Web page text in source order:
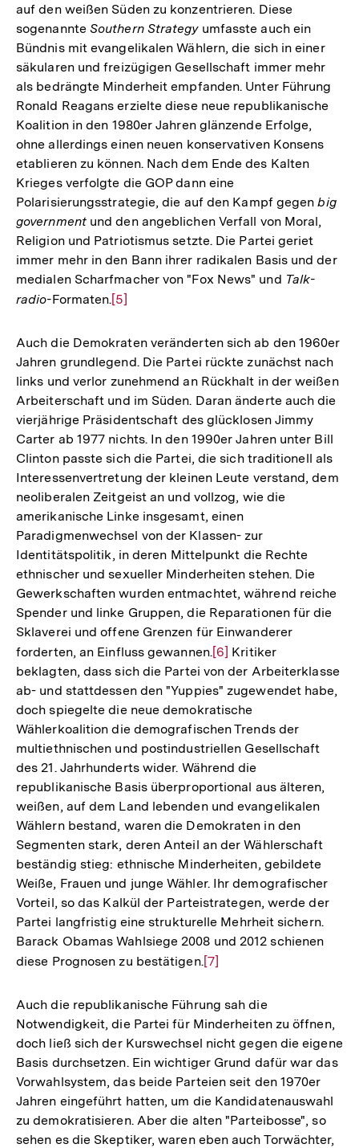
auf den weißen Süden zu konzentrieren. Diese
sogenannte Southern Strategyumfasste auch ein
Bündnis mit evangelikalen Wählern, die sich in einer
säkularen und freizügigen Gesellschaft immer mehr
als bedrängte Minderheit empfanden. Unter Führung
Ronald Reagans erzielte diese neue republikanische
Koalition in den 1980er Jahren glänzende Erfolge,
ohne allerdings einen neuen konservativen Konsens
etablieren zu können. Nach dem Ende des Kalten
Krieges verfolgte die GOP dann eine
Polarisierungsstrategie, die auf den Kampf gegenbig
governmentund den angeblichen Verfall von Moral,
Religion und Patriotismus setzte. Die Partei geriet
immer mehr in den Bann ihrer radikalen Basis und der
medialen Scharfmacher von "Fox News" und Talk-
radio-Formaten.Zur
der
Fußnote
[5]
Auch die Demokraten veränderten sich ab den 1960er
Jahren grundlegend. Die Partei rückte zunächst nach
links und verlor zunehmend an Rückhalt in der weißen
Arbeiterschaft und im Süden. Daran änderte auch die
vierjährige Präsidentschaft des glücklosen Jimmy
Carter ab 1977 nichts. In den 1990er Jahren unter Bill
Clinton passte sich die Partei, die sich traditionell als
Interessenvertretung der kleinen Leute verstand, dem
neoliberalen Zeitgeist an und vollzog, wie die
amerikanische Linke insgesamt, einen
Paradigmenwechsel von der Klassen- zur
Identitätspolitik, in deren Mittelpunkt die Rechte
ethnischer und sexueller Minderheiten stehen. Die
Gewerkschaften wurden entmachtet, während reiche
Spender und linke Gruppen, die Reparationen für die
Sklaverei und offene Grenzen für Einwanderer
forderten, an Einfluss gewannen.Zur
Auflösung
der
Fußnote
[6] Kritiker
beklagten, dass sich die Partei von der Arbeiterklasse
ab- und stattdessen den "Yuppies" zugewendet habe,
doch spiegelte die neue demokratische
Wählerkoalition die demografischen Trends der
multiethnischen und postindustriellen Gesellschaft
des 21. Jahrhunderts wider. Während die
republikanische Basis überproportional aus älteren,
weißen, auf dem Land lebenden und evangelikalen
Wählern bestand, waren die Demokraten in den
Segmenten stark, deren Anteil an der Wählerschaft
beständig stieg: ethnische Minderheiten, gebildete
Weiße, Frauen und junge Wähler. Ihr demografischer
Vorteil, so das Kalkül der Parteistrategen, werde der
Partei langfristig eine strukturelle Mehrheit sichern.
Barack Obamas Wahlsiege 2008 und 2012 schienen
diese Prognosen zu bestätigen.Zur
der
Fußnote
[7]
Auch die republikanische Führung sah die
Notwendigkeit, die Partei für Minderheiten zu öffnen,
doch ließ sich der Kurswechsel nicht gegen die eigene
Basis durchsetzen. Ein wichtiger Grund dafür war das
Vorwahlsystem, das beide Parteien seit den 1970er
Jahren eingeführt hatten, um die Kandidatenauswahl
zu demokratisieren. Aber die alten "Parteibosse", so
sehen es die Skeptiker, waren eben auch Torwächter,